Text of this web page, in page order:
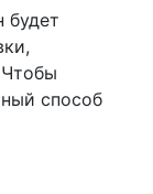
будет
способ